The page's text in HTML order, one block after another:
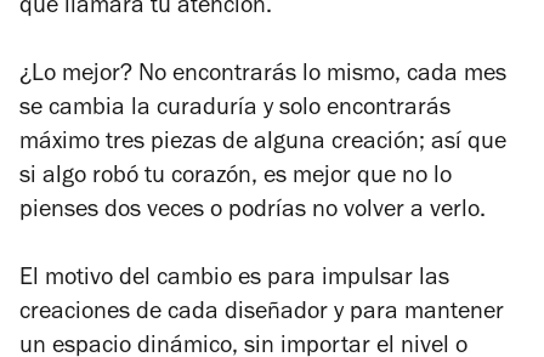
que llamará tu atención.
¿Lo mejor? No encontrarás lo mismo, cada mes
se cambia la curaduría y solo encontrarás
máximo tres piezas de alguna creación; así que
si algo robó tu corazón, es mejor que no lo
pienses dos veces o podrías no volver a verlo.
El motivo del cambio es para impulsar las
creaciones de cada diseñador y para mantener
un espacio dinámico, sin importar el nivel o